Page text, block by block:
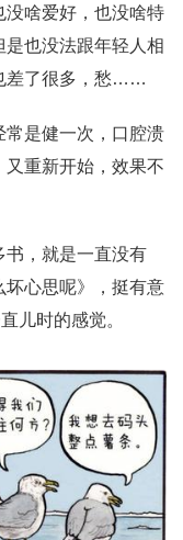
没啥爱好，也没啥特
也没法跟年轻人相
差了很多，愁……
常是健一次，口腔溃
重新开始，效果不
书，就是一直没有
坏心思呢》，挺有意
儿时的感觉。